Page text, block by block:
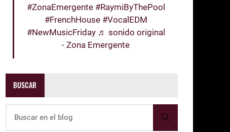
#ZonaEmergente #RaymiByThePool
#FrenchHouse #VocalEDM
#NewMusicFriday ♬ sonido original
- Zona Emergente
BUSCAR